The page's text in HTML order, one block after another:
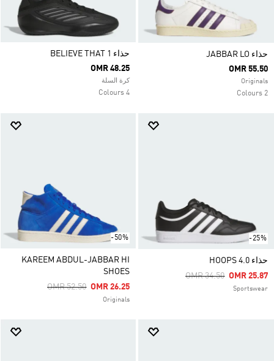
حذاء JABBAR LO
OMR 55.50
Originals
2 Colours
حذاء BELIEVE THAT 1
OMR 48.25
كرة السلة
4 Colours
-25%
حذاء HOOPS 4.0
Price Reduced From
OMR 34.50ToOMR 25.87
Sportswear
-50%
KAREEM ABDUL-JABBAR HI
SHOES
Price Reduced From
OMR 52.50ToOMR 26.25
Originals